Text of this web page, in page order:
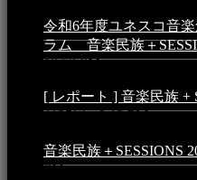
令和6年度ユネスコ音
ラム 音楽民族＋
10:50 PM
[ レポート ] 音楽民族 +
月25日 - 9:13 PM
音楽民族＋SESSIONS
PM